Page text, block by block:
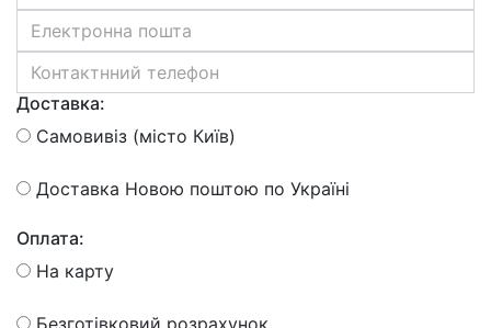
Доставка:
Самовивіз (місто Київ)
Доставка Новою поштою по Україні
Оплата:
На карту
Безготівковий розрахунок